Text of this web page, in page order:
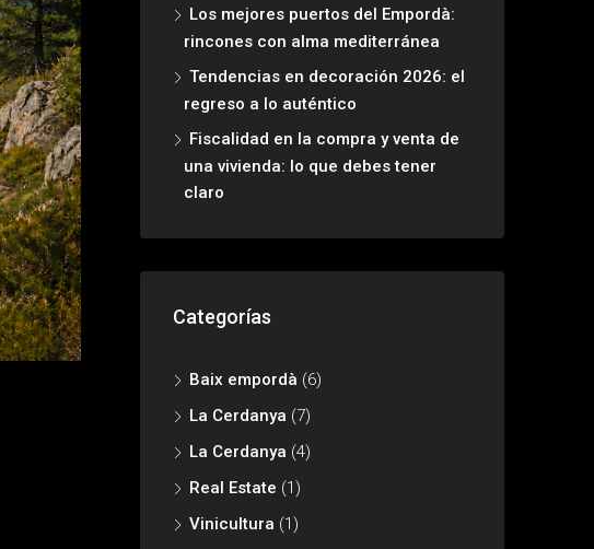
Los mejores puertos del Empordà:
rincones con alma mediterránea
Tendencias en decoración 2026: el
regreso a lo auténtico
Fiscalidad en la compra y venta de
una vivienda: lo que debes tener
claro
Categorías
Baix empordà (6)
La Cerdanya (7)
La Cerdanya (4)
Real Estate (1)
Vinicultura (1)